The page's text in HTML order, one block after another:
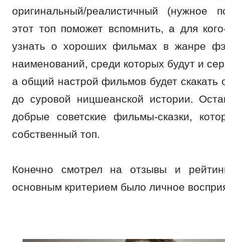
оригинальный/реалистичный (нужное
этот топ поможет вспомнить, а для
узнать о хороших фильмах в жанре
наименований, среди которых будут и
а общий настрой фильмов будет скакать
до суровой ницшеанской истории.
добрые советские фильмы-сказки,
собственный топ.
Конечно смотрел на отзывы и
основным критерием было личное